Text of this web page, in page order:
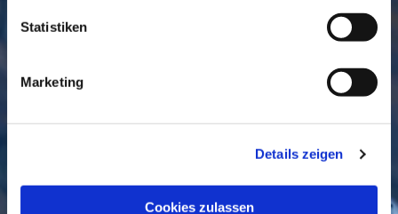
Statistiken
Marketing
Details zeigen
Cookies zulassen
BESUCHEN
KONTAKT